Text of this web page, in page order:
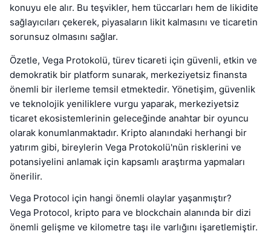
konuyu ele alır. Bu teşvikler, hem tüccarları hem de likidite
sağlayıcıları çekerek, piyasaların likit kalmasını ve ticaretin
sorunsuz olmasını sağlar.
Özetle, Vega Protokolü, türev ticareti için güvenli, etkin ve
demokratik bir platform sunarak, merkeziyetsiz finansta
önemli bir ilerleme temsil etmektedir. Yönetişim, güvenlik
ve teknolojik yeniliklere vurgu yaparak, merkeziyetsiz
ticaret ekosistemlerinin geleceğinde anahtar bir oyuncu
olarak konumlanmaktadır. Kripto alanındaki herhangi bir
yatırım gibi, bireylerin Vega Protokolü'nün risklerini ve
potansiyelini anlamak için kapsamlı araştırma yapmaları
önerilir.
Vega Protocol için hangi önemli olaylar yaşanmıştır?
Vega Protocol, kripto para ve blockchain alanında bir dizi
önemli gelişme ve kilometre taşı ile varlığını işaretlemiştir.